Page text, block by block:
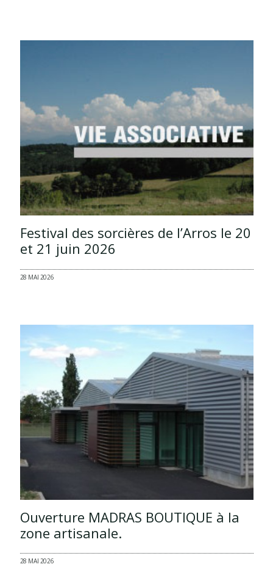
Festival des sorcières de l’Arros le 20
et 21 juin 2026
28 MAI 2026
Ouverture MADRAS BOUTIQUE à la
zone artisanale.
28 MAI 2026